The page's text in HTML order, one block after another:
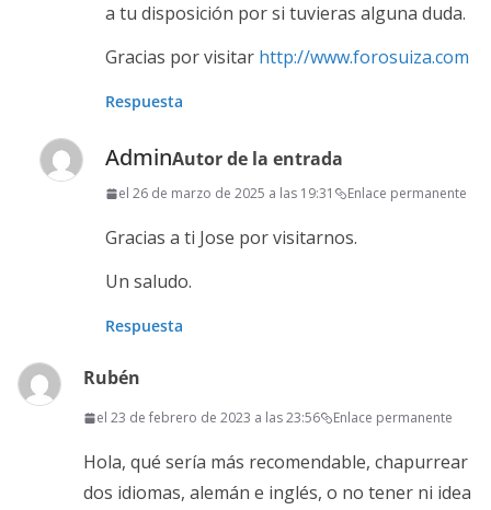
a tu disposición por si tuvieras alguna duda.
Gracias por visitar http://www.forosuiza.com
Respuesta
AdminAutor de la entrada
el 26 de marzo de 2025 a las 19:31 Enlace permanente
Gracias a ti Jose por visitarnos.
Un saludo.
Respuesta
Rubén
el 23 de febrero de 2023 a las 23:56 Enlace permanente
Hola, qué sería más recomendable, chapurrear
dos idiomas, alemán e inglés, o no tener ni idea